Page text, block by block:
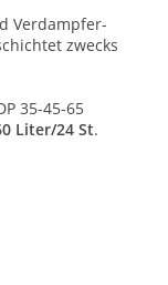
Verdampfer-
zwecks
35-45-65
Liter/24 St.